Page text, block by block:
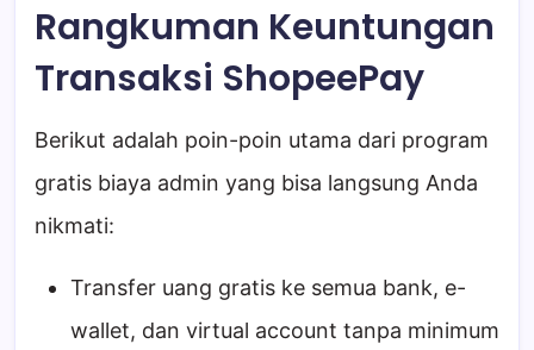
Rangkuman Keuntungan
Transaksi ShopeePay
Berikut adalah poin-poin utama dari program
gratis biaya admin yang bisa langsung Anda
nikmati:
Transfer uang gratis ke semua bank, e-
wallet, dan virtual account tanpa minimum